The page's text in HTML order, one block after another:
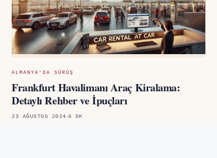
ALMANYA'DA SÜRÜŞ
Frankfurt Havalimanı Araç Kiralama:
Detaylı Rehber ve İpuçları
23 AĞUSTOS 2024 6 DK